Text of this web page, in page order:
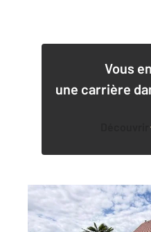
Vous
une carrière
GRENTHEVILLE 14
153 m , 6 pièces